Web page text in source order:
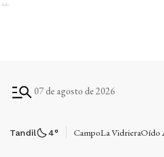
Ads
07 de agosto de 2026
Tandil 4° CampoLa VidrieraOído